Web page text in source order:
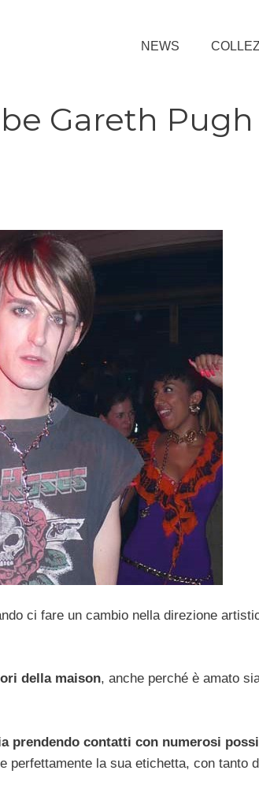
NEWS
Gareth
ci fare un cambio nella direzione
della maison, anche perché è amato
prendendo contatti con numerosi
perfettamente la sua etichetta, con tanto